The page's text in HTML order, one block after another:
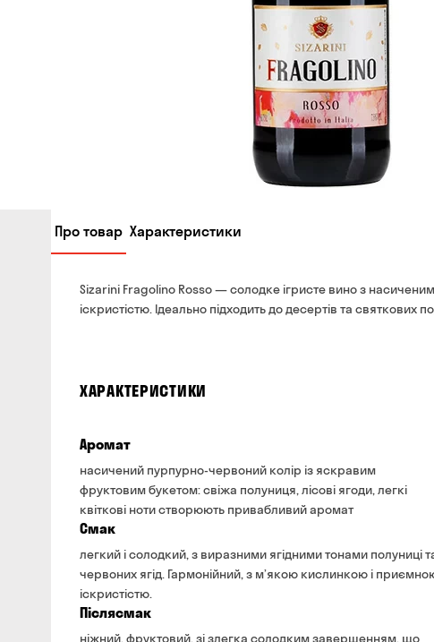
Про товар Характеристики
Sizarini Fragolino Rosso — солодке ігристе вино з
іскристістю. Ідеально підходить до десертів та святкових
ХАРАКТЕРИСТИКИ
Аромат
насичений пурпурно-червоний колір із яскравим
фруктовим букетом: свіжа полуниця, лісові ягоди, легкі
квіткові ноти створюють привабливий аромат
Смак
легкий і солодкий, з виразними ягідними тонами полуниці
червоних ягід. Гармонійний, з м’якою кислинкою і
іскристістю.
Післясмак
ніжний, фруктовий, зі злегка солодким завершенням, що